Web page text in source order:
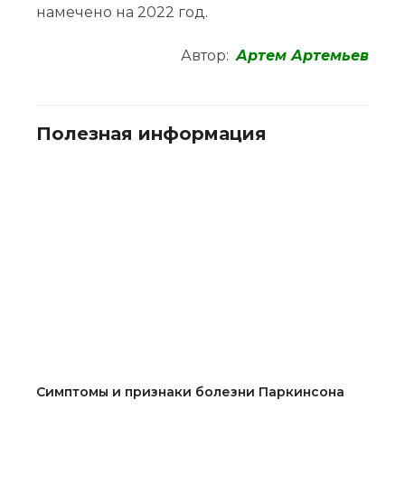
намечено на 2022 год.
Автор:Артем Артемьев
Полезная информация
Симптомы и признаки болезни Паркинсона